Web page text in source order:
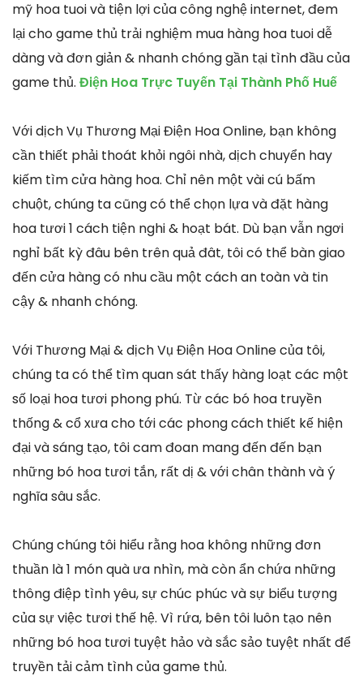
mỹ hoa tuoi và tiện lợi của công nghệ internet, đem
lại cho game thủ trải nghiệm mua hàng hoa tuoi dễ
dàng và đơn giản & nhanh chóng gần tại tình đầu của
game thủ. Điện Hoa Trực Tuyến Tại Thành Phố Huế
Với dịch Vụ Thương Mại Điện Hoa Online, bạn không
cần thiết phải thoát khỏi ngôi nhà, dịch chuyển hay
kiếm tìm cửa hàng hoa. Chỉ nên một vài cú bấm
chuột, chúng ta cũng có thể chọn lựa và đặt hàng
hoa tươi 1 cách tiện nghi & hoạt bát. Dù bạn vẫn ngơi
nghỉ bất kỳ đâu bên trên quả đât, tôi có thể bàn giao
đến cửa hàng có nhu cầu một cách an toàn và tin
cậy & nhanh chóng.
Với Thương Mại & dịch Vụ Điện Hoa Online của tôi,
chúng ta có thể tìm quan sát thấy hàng loạt các một
số loại hoa tươi phong phú. Từ các bó hoa truyền
thống & cổ xưa cho tới các phong cách thiết kế hiện
đại và sáng tạo, tôi cam đoan mang đến đến bạn
những bó hoa tươi tắn, rất dị & với chân thành và ý
nghĩa sâu sắc.
Chúng chúng tôi hiểu rằng hoa không những đơn
thuần là 1 món quà ưa nhìn, mà còn ẩn chứa những
thông điệp tình yêu, sự chúc phúc và sự biểu tượng
của sự việc tươi thế hệ. Vì rứa, bên tôi luôn tạo nên
những bó hoa tươi tuyệt hảo và sắc sảo tuyệt nhất để
truyền tải cảm tình của game thủ.